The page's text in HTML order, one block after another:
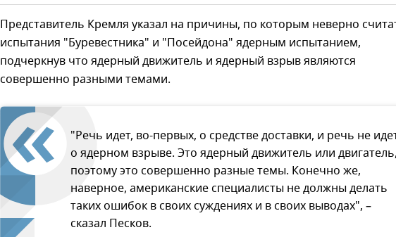
Представитель Кремля указал на причины, по которым неверно
испытания "Буревестника" и "Посейдона" ядерным испытанием,
подчеркнув что ядерный движитель и ядерный взрыв являются
совершенно разными темами.
"Речь идет, во-первых, о средстве доставки, и речь не
о ядерном взрыве. Это ядерный движитель или
поэтому это совершенно разные темы. Конечно же,
наверное, американские специалисты не должны делать
таких ошибок в своих суждениях и в своих выводах", –
сказал Песков.